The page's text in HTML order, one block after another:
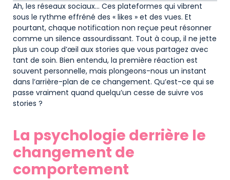
Ah, les réseaux sociaux… Ces plateformes qui vibrent
sous le rythme effréné des « likes » et des vues. Et
pourtant, chaque notification non reçue peut résonner
comme un silence assourdissant. Tout à coup, il ne jette
plus un coup d’œil aux stories que vous partagez avec
tant de soin. Bien entendu, la première réaction est
souvent personnelle, mais plongeons-nous un instant
dans l’arrière-plan de ce changement. Qu’est-ce qui se
passe vraiment quand quelqu’un cesse de suivre vos
stories ?
La psychologie derrière le
changement de
comportement